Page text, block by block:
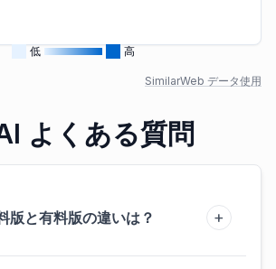
低 高
SimilarWeb データ使用
よくある質問
版と有料版の違いは？ +